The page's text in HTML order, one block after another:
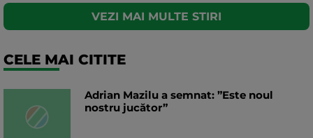
VEZI MAI MULTE STIRI
CELE MAI CITITE
Adrian Mazilu a semnat: ”Este noul
nostru jucător”